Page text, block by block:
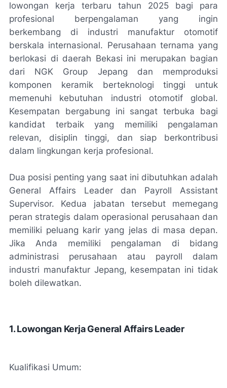
lowongan kerja terbaru tahun 2025 bagi para
profesional berpengalaman yang ingin
berkembang di industri manufaktur otomotif
berskala internasional. Perusahaan ternama yang
berlokasi di daerah Bekasi ini merupakan bagian
dari NGK Group Jepang dan memproduksi
komponen keramik berteknologi tinggi untuk
memenuhi kebutuhan industri otomotif global.
Kesempatan bergabung ini sangat terbuka bagi
kandidat terbaik yang memiliki pengalaman
relevan, disiplin tinggi, dan siap berkontribusi
dalam lingkungan kerja profesional.
Dua posisi penting yang saat ini dibutuhkan adalah
General Affairs Leader dan Payroll Assistant
Supervisor. Kedua jabatan tersebut memegang
peran strategis dalam operasional perusahaan dan
memiliki peluang karir yang jelas di masa depan.
Jika Anda memiliki pengalaman di bidang
administrasi perusahaan atau payroll dalam
industri manufaktur Jepang, kesempatan ini tidak
boleh dilewatkan.
1. Lowongan Kerja General Affairs Leader
Kualifikasi Umum: